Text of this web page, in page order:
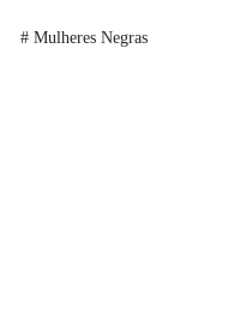
# Mulheres Negras